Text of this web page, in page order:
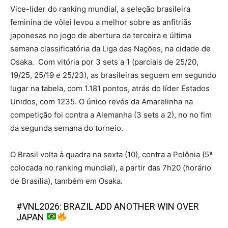
Vice-líder do ranking mundial, a seleção brasileira
feminina de vôlei levou a melhor sobre as anfitriãs
japonesas no jogo de abertura da terceira e última
semana classificatória da Liga das Nações, na cidade de
Osaka. Com vitória por 3 sets a 1 (parciais de 25/20,
19/25, 25/19 e 25/23), as brasileiras seguem em segundo
lugar na tabela, com 1.181 pontos, atrás do líder Estados
Unidos, com 1235. O único revés da Amarelinha na
competição foi contra a Alemanha (3 sets a 2), no no fim
da segunda semana do torneio.
O Brasil volta à quadra na sexta (10), contra a Polônia (5ª
colocada no ranking mundial), a partir das 7h20 (horário
de Brasília), também em Osaka.
#VNL2026: BRAZIL ADD ANOTHER WIN OVER
JAPAN